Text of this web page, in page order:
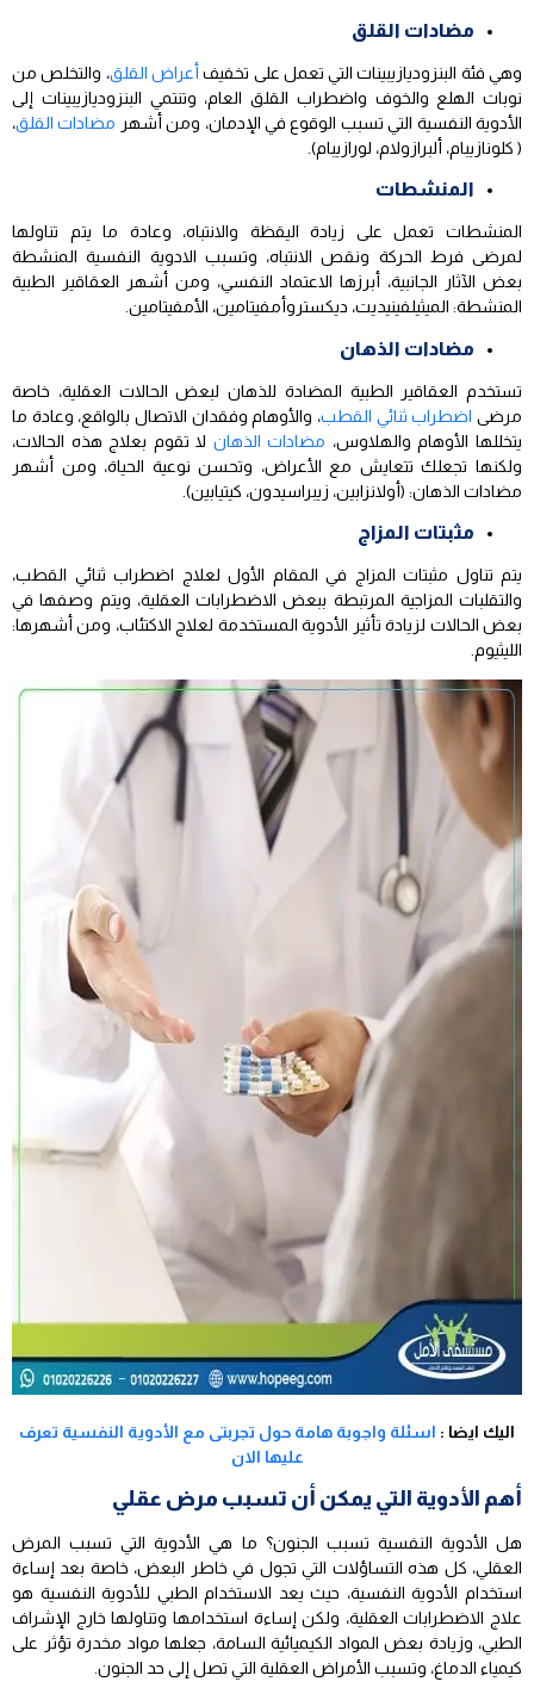
مضادات القلق
وهي فئة البنزوديازيبينات التي تعمل على تخفيف أعراض القلق، والتخلص من
نوبات الهلع والخوف واضطراب القلق العام، وتنتمي البنزوديازيبينات إلى
الأدوية النفسية التي تسبب الوقوع في الإدمان، ومن أشهر مضادات القلق،
( كلونازيبام، ألبرازولام، لورازيبام).
المنشطات
المنشطات تعمل على زيادة اليقظة والانتباه، وعادة ما يتم تناولها
لمرضى فرط الحركة ونقص الانتباه، وتسبب الادوية النفسية المنشطة
بعض الآثار الجانبية، أبرزها الاعتماد النفسي، ومن أشهر العقاقير الطبية
المنشطة: الميثيلفينيديت، ديكستروأمفيتامين، الأمفيتامين.
مضادات الذهان
تستخدم العقاقير الطبية المضادة للذهان لبعض الحالات العقلية، خاصة
مرضى اضطراب ثنائي القطب، والأوهام وفقدان الاتصال بالواقع، وعادة ما
يتخللها الأوهام والهلاوس، مضادات الذهان لا تقوم بعلاج هذه الحالات،
ولكنها تجعلك تتعايش مع الأعراض، وتحسن نوعية الحياة، ومن أشهر
مضادات الذهان: (أولانزابين، زيبراسيدون، كيتيابين).
مثبتات المزاج
يتم تناول مثبتات المزاج في المقام الأول لعلاج اضطراب ثنائي القطب،
والتقلبات المزاجية المرتبطة ببعض الاضطرابات العقلية، ويتم وصفها في
بعض الحالات لزيادة تأثير الأدوية المستخدمة لعلاج الاكتئاب، ومن أشهرها:
الليثيوم.
اليك ايضا : اسئلة واجوبة هامة حول تجربتى مع الأدوية النفسية تعرف
عليها الان
أهم الأدوية التي يمكن أن تسبب مرض عقلي
هل الأدوية النفسية تسبب الجنون؟ ما هي الأدوية التي تسبب المرض
العقلي، كل هذه التساؤلات التي تجول في خاطر البعض، خاصة بعد إساءة
استخدام الأدوية النفسية، حيث يعد الاستخدام الطبي للأدوية النفسية هو
علاج الاضطرابات العقلية، ولكن إساءة استخدامها وتناولها خارج الإشراف
الطبي، وزيادة بعض المواد الكيميائية السامة، جعلها مواد مخدرة تؤثر على
كيمياء الدماغ، وتسبب الأمراض العقلية التي تصل إلى حد الجنون.